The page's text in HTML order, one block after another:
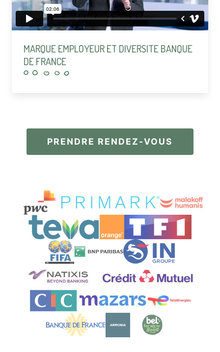
MARQUE EMPLOYEUR ET DIVERSITE BANQUE
DE FRANCE
PRENDRE RENDEZ-VOUS